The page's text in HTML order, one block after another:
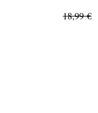
18,99 €